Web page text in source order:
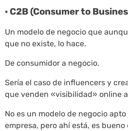
· C2B (Consumer to
Un modelo de negocio que
que no existe, lo hace.
De consumidor a negocio.
Sería el caso de influencers y
que venden «visibilidad» online
No es un modelo de negocio
empresa, pero ahí está, es bueno